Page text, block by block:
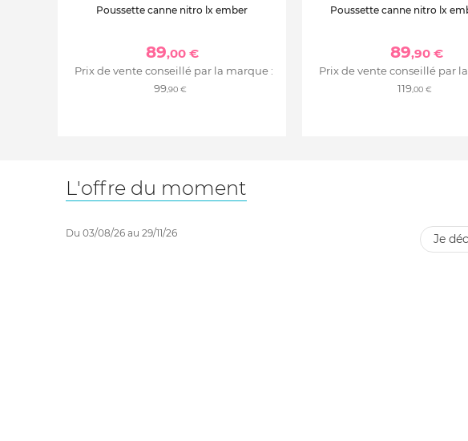
Poussette canne nitro lx ember
89,00 €
Prix de vente conseillé par la marque :
99,90 €
Poussette canne nitro lx
89,90 €
Prix de vente conseillé par
119,00 €
L'offre du moment
Du 03/08/26 au 29/11/26 je